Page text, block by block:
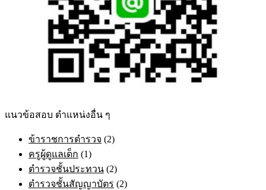
แนวข้อสอบ ตำแหน่งอื่น ๆ
ข้าราชการตำรวจ (2)
ครูผู้ดูแลเด็ก (1)
ตำรวจชั้นประทวน (2)
ตำรวจชั้นสัญญาบัตร (2)